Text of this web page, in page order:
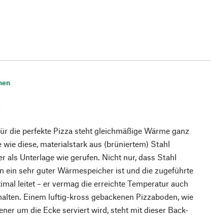
die perfekte Pizza steht gleichmäßige Wärme ganz
wie diese, materialstark aus (brüniertem) Stahl
als Unterlage wie gerufen. Nicht nur, dass Stahl
ein sehr guter Wärmespeicher ist und die zugeführte
leitet – er vermag die erreichte Temperatur auch
Einem luftig-kross gebackenen Pizzaboden, wie
um die Ecke serviert wird, steht mit dieser Back-